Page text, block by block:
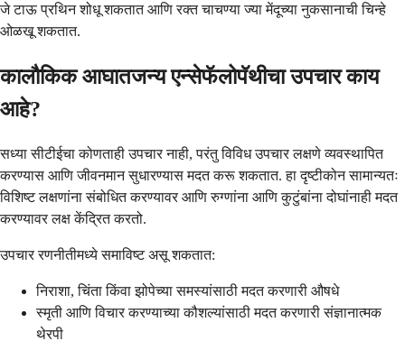
जे टाऊ प्रथिन शोधू शकतात आणि रक्त चाचण्या ज्या मेंदूच्या नुकसानाची चिन्हे
ओळखू शकतात.
कालौकिक आघातजन्य एन्सेफॅलोपॅथीचा उपचार काय
आहे?
सध्या सीटीईचा कोणताही उपचार नाही, परंतु विविध उपचार लक्षणे व्यवस्थापित
करण्यास आणि जीवनमान सुधारण्यास मदत करू शकतात. हा दृष्टीकोन सामान्यतः
विशिष्ट लक्षणांना संबोधित करण्यावर आणि रुग्णांना आणि कुटुंबांना दोघांनाही मदत
करण्यावर लक्ष केंद्रित करतो.
उपचार रणनीतीमध्ये समाविष्ट असू शकतात:
निराशा, चिंता किंवा झोपेच्या समस्यांसाठी मदत करणारी औषधे
स्मृती आणि विचार करण्याच्या कौशल्यांसाठी मदत करणारी संज्ञानात्मक
थेरपी